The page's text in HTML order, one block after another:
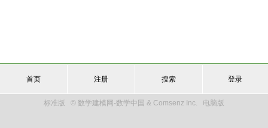
首页 注册 搜索 登录
标准版 © 数学建模网-数学中国 & Comsenz Inc. 电脑版